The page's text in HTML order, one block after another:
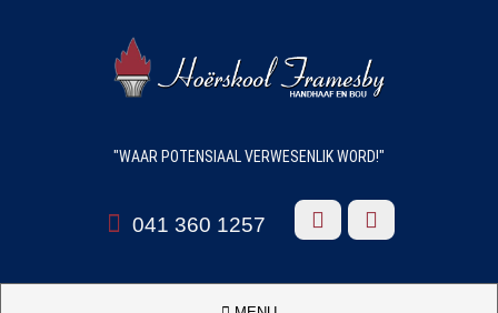
"WAAR POTENSIAAL VERWESENLIK WORD!"


 041 360 1257